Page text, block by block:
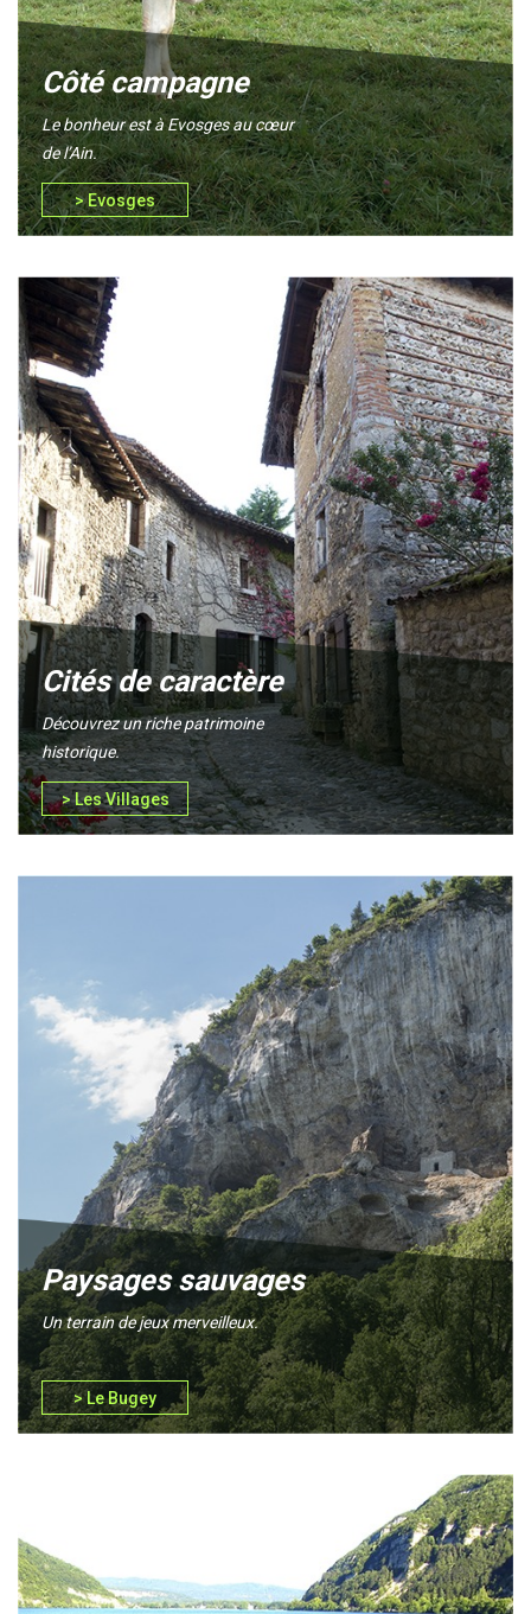
Côté campagne
Le bonheur est à Evosges au cœur
de l’Ain.
> Evosges
Cités de caractère
Découvrez un riche patrimoine
historique.
> Les Villages
Paysages sauvages
Un terrain de jeux merveilleux.
> Le Bugey